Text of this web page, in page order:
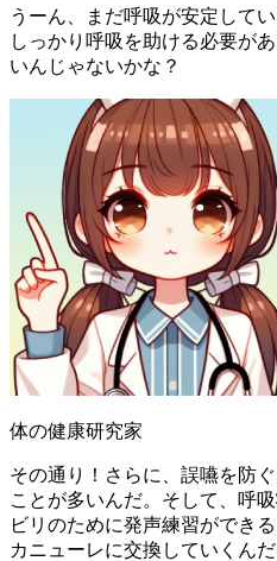
うーん、まだ呼吸が安定して
しっかり呼吸を助ける必要が
いんじゃないかな？
体の健康研究家
その通り！さらに、誤嚥を防
ことが多いんだ。そして、呼
ビリのために発声練習ができ
カニューレに交換していくんだ